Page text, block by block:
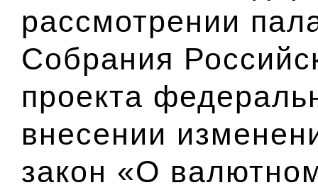
рассмотрении
Собрания
проекта
внесении
закон «О